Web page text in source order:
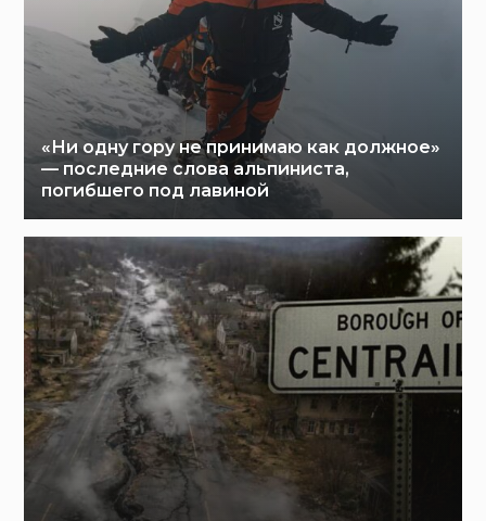
«Ни одну гору не принимаю как должное»
— последние слова альпиниста,
погибшего под лавиной